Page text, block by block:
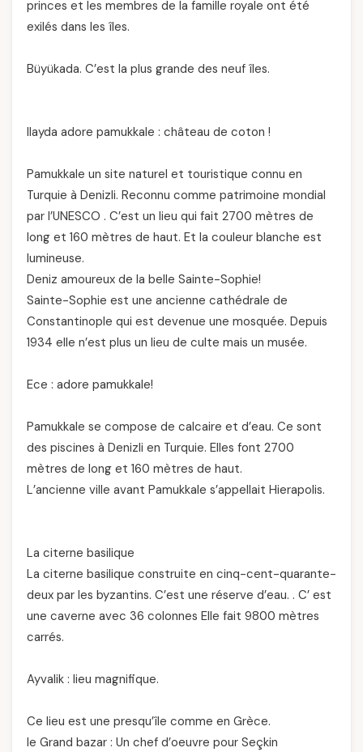
princes et les membres de la famille royale ont été
exilés dans les îles.
Büyükada. C’est la plus grande des neuf îles.
Ilayda adore pamukkale : château de coton !
Pamukkale un site naturel et touristique connu en
Turquie à Denizli. Reconnu comme patrimoine mondial
par l’UNESCO . C’est un lieu qui fait 2700 mètres de
long et 160 mètres de haut. Et la couleur blanche est
lumineuse.
Deniz amoureux de la belle Sainte-Sophie!
Sainte-Sophie est une ancienne cathédrale de
Constantinople qui est devenue une mosquée. Depuis
1934 elle n’est plus un lieu de culte mais un musée.
Ece : adore pamukkale!
Pamukkale se compose de calcaire et d’eau. Ce sont
des piscines à Denizli en Turquie. Elles font 2700
mètres de long et 160 mètres de haut.
L’ancienne ville avant Pamukkale s’appellait Hierapolis.
La citerne basilique
La citerne basilique construite en cinq-cent-quarante-
deux par les byzantins. C’est une réserve d’eau. . C’ est
une caverne avec 36 colonnes Elle fait 9800 mètres
carrés.
Ayvalik : lieu magnifique.
Ce lieu est une presqu’île comme en Grèce.
le Grand bazar : Un chef d’oeuvre pour Seçkin